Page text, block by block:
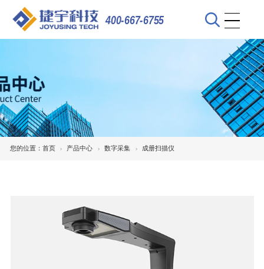
400-667-6755
您的位置： 首页 产品中心 数字采集 成册扫描仪